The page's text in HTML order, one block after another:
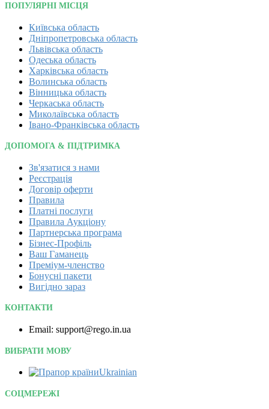
ПОПУЛЯРНІ МІСЦЯ
Київська область
Дніпропетровська область
Львівська область
Одеська область
Харківська область
Волинська область
Вінницька область
Черкаська область
Миколаївська область
Івано-Франківська область
ДОПОМОГА & ПІДТРИМКА
Зв'язатися з нами
Реєстрація
Договір оферти
Правила
Платні послуги
Правила Аукціону
Партнерська програма
Бізнес-Профіль
Ваш Гаманець
Преміум-членство
Бонусні пакети
Вигідно зараз
КОНТАКТИ
Email: support@rego.in.ua
ВИБРАТИ МОВУ
Ukrainian‎
СОЦМЕРЕЖІ